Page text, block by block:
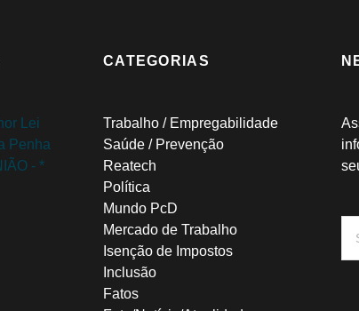
CATEGORIAS
Trabalho / Empregabilidade
Saúde / Prevenção
Reatech
Política
Mundo PcD
Mercado de Trabalho
Isenção de Impostos
Inclusão
Fatos